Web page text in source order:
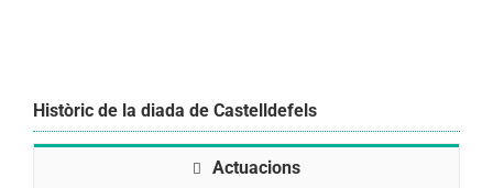
Històric de la diada de Castelldefels
Actuacions